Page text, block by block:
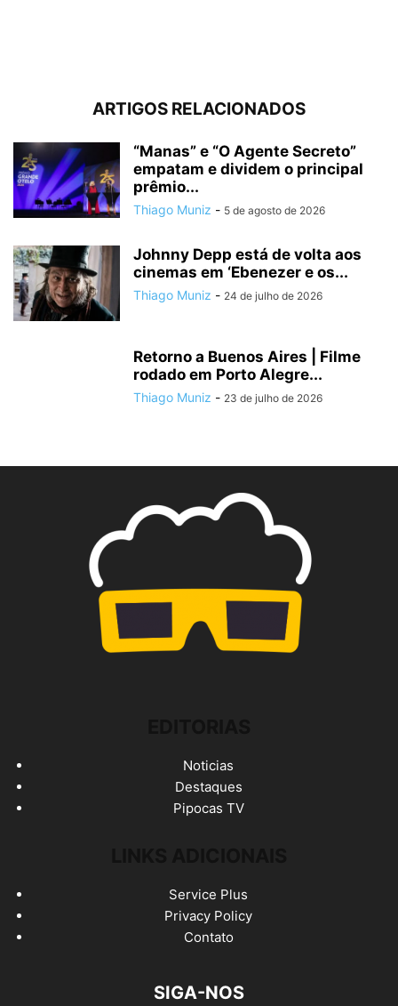
ARTIGOS RELACIONADOS
“Manas” e “O Agente Secreto”
empatam e dividem o principal
prêmio...
Thiago Muniz - 5 de agosto de 2026
Johnny Depp está de volta aos
cinemas em ‘Ebenezer e os...
Thiago Muniz - 24 de julho de 2026
Retorno a Buenos Aires | Filme
rodado em Porto Alegre...
Thiago Muniz - 23 de julho de 2026
Noticias
Destaques
Pipocas TV
Service Plus
Privacy Policy
Contato
SIGA-NOS